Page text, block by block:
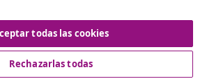
todas las cookies
Rechazarlas todas